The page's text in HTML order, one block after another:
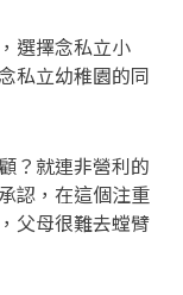
選擇念私立小
私立幼稚園的同
？就連非營利的
認，在這個注重
父母很難去螳臂